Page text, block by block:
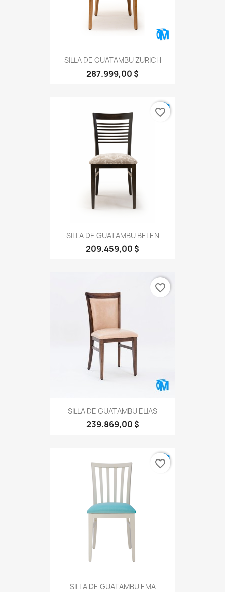
SILLA DE GUATAMBU ZURICH
287.999,00 $
SILLA DE GUATAMBU BELEN
209.459,00 $
favorite_border
SILLA DE GUATAMBU ELIAS
239.869,00 $
favorite_border
SILLA DE GUATAMBU EMA
favorite_border